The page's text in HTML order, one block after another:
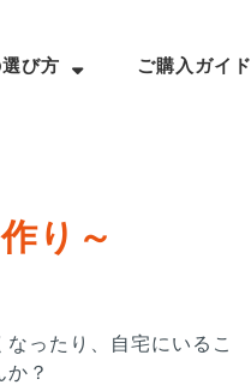
び方 ご購入ガイド
り～
ったり、自宅にいるこ
？